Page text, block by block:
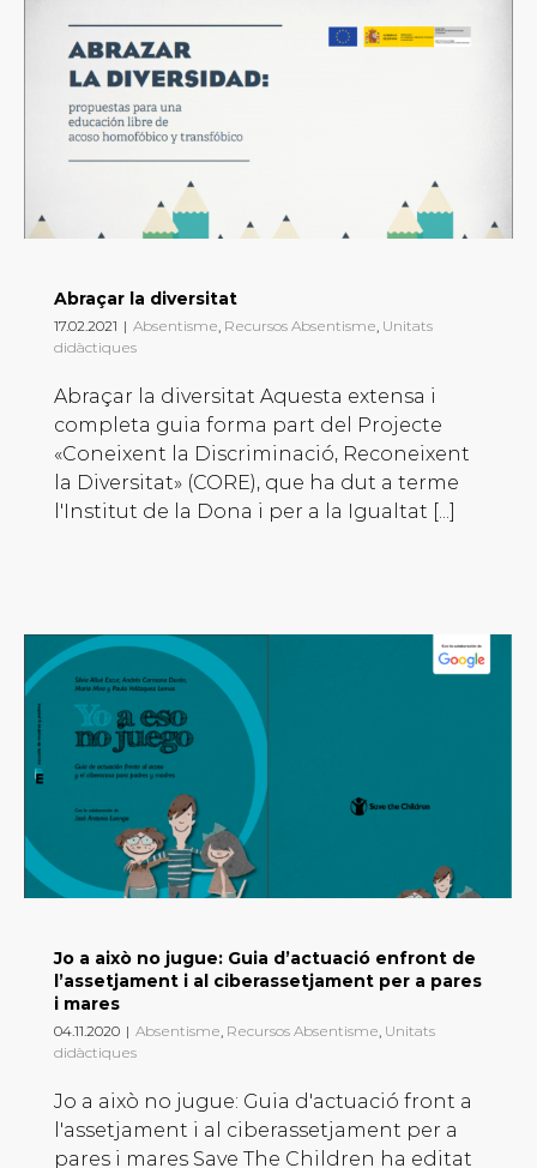
Abraçar la diversitat
17.02.2021 | Absentisme, Recursos Absentisme, Unitats
didàctiques
Abraçar la diversitat Aquesta extensa i
completa guia forma part del Projecte
«Coneixent la Discriminació, Reconeixent
la Diversitat» (CORE), que ha dut a terme
l'Institut de la Dona i per a la Igualtat [...]
Jo a això no jugue: Guia d’actuació enfront de
l’assetjament i al ciberassetjament per a pares
i mares
04.11.2020 | Absentisme, Recursos Absentisme, Unitats
didàctiques
Jo a això no jugue: Guia d'actuació front a
l'assetjament i al ciberassetjament per a
pares i mares Save The Children ha editat